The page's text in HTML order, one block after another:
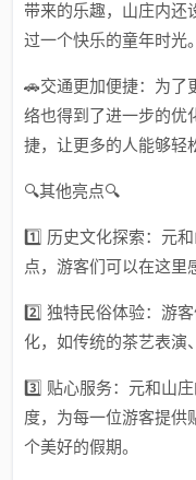
带来的乐趣，山庄内还
过一个快乐的童年时光。
🚗交通更加便捷：为了
络也得到了进一步的优
捷，让更多的人能够轻
🔍其他亮点🔍
1️⃣ 历史文化探索：元
点，游客们可以在这里
2️⃣ 独特民俗体验：游
化，如传统的茶艺表演
3️⃣ 贴心服务：元和山
度，为每一位游客提供
个美好的假期。